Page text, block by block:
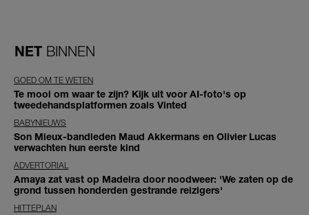
NET BINNEN
GOED OM TE WETEN
Te mooi om waar te zijn? Kijk uit voor AI-foto's op
tweedehandsplatformen zoals Vinted
BABYNIEUWS
Son Mieux-bandleden Maud Akkermans en Olivier Lucas
verwachten hun eerste kind
ADVERTORIAL
Amaya zat vast op Madeira door noodweer: 'We zaten op de
grond tussen honderden gestrande reizigers'
HITTEPLAN